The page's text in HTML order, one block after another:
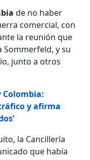
de no haber
comercial, con
la reunión que
Sommerfeld, y su
junto a otros
Colombia:
y afirma
la Cancillería
que había